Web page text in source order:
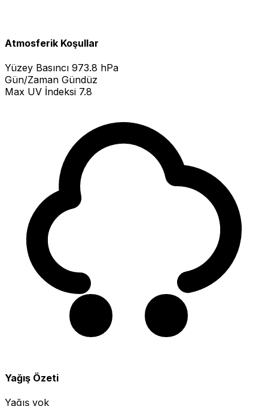
Atmosferik Koşullar
Yüzey Basıncı 973.8 hPa
Gün/Zaman Gündüz
Max UV İndeksi 7.8
Yağış Özeti
Yağış yok